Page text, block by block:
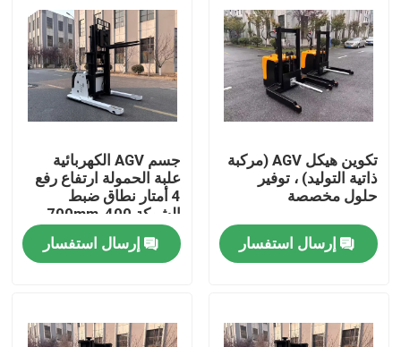
بيت
تكوين هيكل AGV (مركبة
ذاتية التوليد) ، توفير
حلول مخصصة
إرسال استفسار
جسم AGV الكهربائية
علبة الحمولة ارتفاع رفع
4 أمتار نطاق ضبط
الشوكة 400-700mm
نظام التحكم كورتيس
إرسال استفسار